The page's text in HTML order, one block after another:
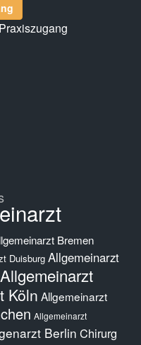
Bremen
Duisburg Allgemeinarzt
Allgemeinarzt
Köln Allgemeinarzt
Allgemeinarzt
Berlin Chirurg